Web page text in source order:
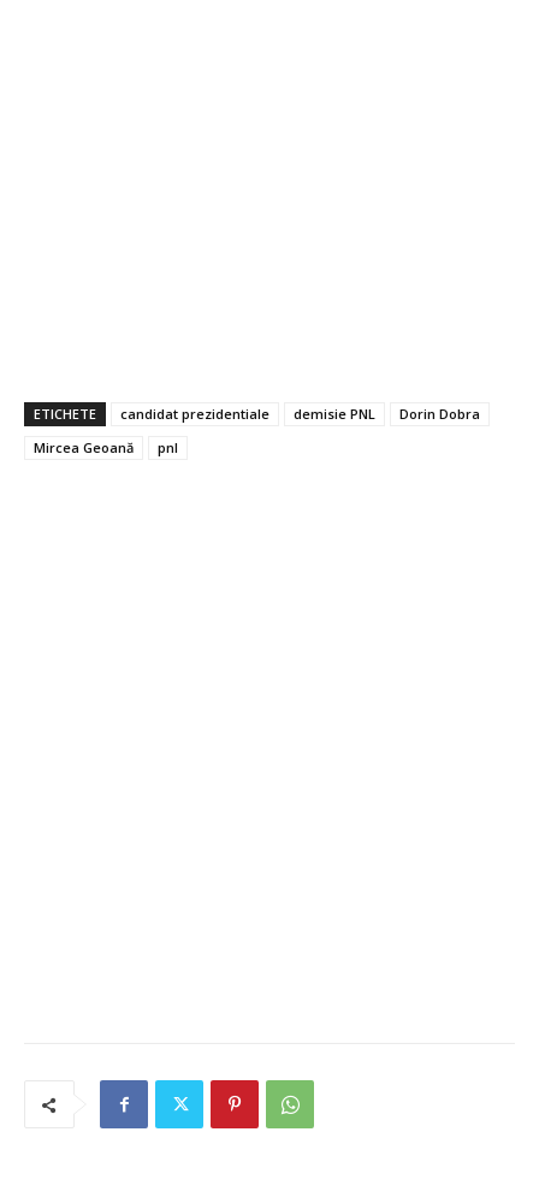
ETICHETE candidat prezidentiale demisie PNL
Dorin Dobra
Mircea Geoană
pnl